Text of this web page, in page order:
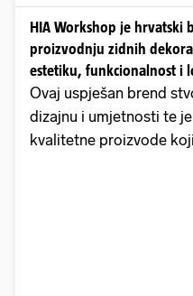
HIA Workshop je hrvatski
proizvodnju zidnih
estetiku, funkcionalnost i
Ovaj uspješan brend
dizajnu i umjetnosti te
kvalitetne proizvode